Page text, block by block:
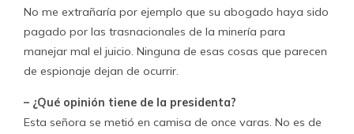
No me extrañaría por ejemplo que su abogado haya sido
pagado por las trasnacionales de la minería para
manejar mal el juicio. Ninguna de esas cosas que parecen
de espionaje dejan de ocurrir.
– ¿Qué opinión tiene de la presidenta?
Esta señora se metió en camisa de once varas. No es de